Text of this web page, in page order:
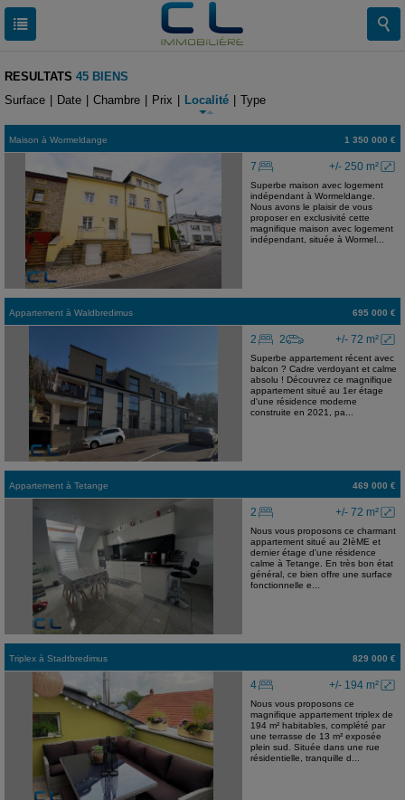
RESULTATS 45 BIENS
Surface
Date Chambre Prix Localité Type
Maison à Wormeldange 1 350 000 €
+/- 250 m²
7
Superbe maison avec logement
indépendant à Wormeldange.
Nous avons le plaisir de vous
proposer en exclusivité cette
magnifique maison avec logement
indépendant, située à Wormel...
Appartement à Waldbredimus 695 000 €
+/- 72 m²
2 2
Superbe appartement récent avec
balcon ? Cadre verdoyant et calme
absolu ! Découvrez ce magnifique
appartement situé au 1er étage
d'une résidence moderne
construite en 2021, pa...
Appartement à Tetange 469 000 €
+/- 72 m²
2
Nous vous proposons ce charmant
appartement situé au 2IèME et
dernier étage d'une résidence
calme à Tetange. En très bon état
général, ce bien offre une surface
fonctionnelle e...
Triplex à Stadtbredimus 829 000 €
+/- 194 m²
4
Nous vous proposons ce
magnifique appartement triplex de
194 m² habitables, complété par
une terrasse de 13 m² exposée
plein sud. Située dans une rue
résidentielle, tranquille d...